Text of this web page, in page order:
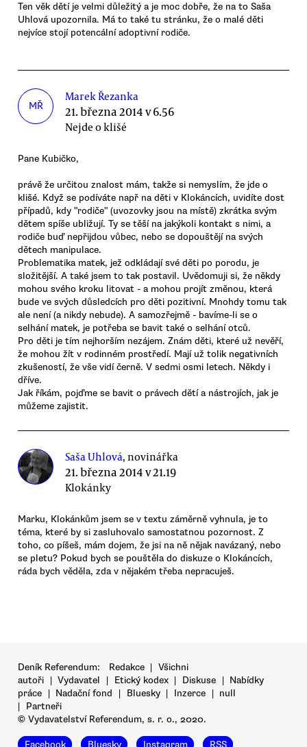
Ten věk dětí je velmi důležitý a je moc dobře, že na to Saša
Uhlová upozornila. Má to také tu stránku, že o malé děti
nejvíce stojí potencální adoptivní rodiče.
MŘ
Marek Řezanka
21. března 2014 v 6.56
Nejde o klišé
Pane Kubičko,
právě že určitou znalost mám, takže si nemyslím, že jde o
klišé. Když se podíváte např na děti v Klokáncích, uvidíte dost
případů, kdy "rodiče" (uvozovky jsou na místě) zkrátka svým
dětem spíše ubližují. Ty se těší na jakýkoli kontakt s nimi, a
rodiče buď nepřijdou vůbec, nebo se dopouštějí na svých
dětech manipulace.
Problematika matek, jež odkládají své děti po porodu, je
složitější. A také jsem to tak postavil. Uvědomuji si, že někdy
mohou svého kroku litovat - a mohou projít změnou, která
bude ve svých důsledcích pro děti pozitivní. Mnohdy tomu tak
ale není (a nikdy nebude). A samozřejmě - bavíme-li se o
selhání matek, je potřeba se bavit také o selhání otců.
Pro děti je tím nejhorším nezájem. Znám děti, které už nevěří,
že mohou žít v rodinném prostředí. Mají už tolik negativních
zkušeností, že vše vidí černě. V sedmi osmi letech. Někdy i
dříve.
Jak říkám, pojďme se bavit o právech dětí a nástrojích, jak je
můžeme zajistit.
Saša Uhlová, novinářka
21. března 2014 v 21.19
Klokánky
Marku, Klokánkům jsem se v textu záměrně vyhnula, je to
téma, které by si zasluhovalo samostatnou pozornost. Z
toho, co píšeš, mám dojem, že jsi na ně nějak navázaný, nebo
se pletu? Pokud bych se pouštěla do diskuze o Klokáncích,
ráda bych věděla, zda v nějakém třeba nepracuješ.
Deník Referendum: Redakce | Všichni
autoři | Vydavatel | Etický kodex | Diskuse | Nabídky
práce | Nadační fond | Bluesky | Inzerce | null
|
Partneři
© Vydavatelství Referendum, s. r. o., 2020.
Facebook Bluesky Instagram RSS